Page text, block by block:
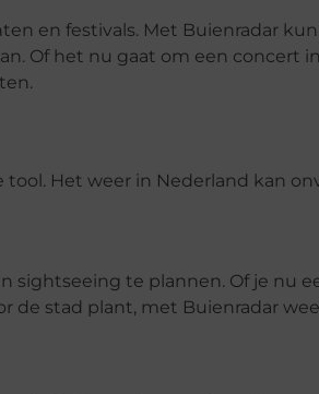
en festivals. Met Buienradar
Of het nu gaat om een concert
Het weer in Nederland kan
sightseeing te plannen. Of je nu
de stad plant, met Buienradar